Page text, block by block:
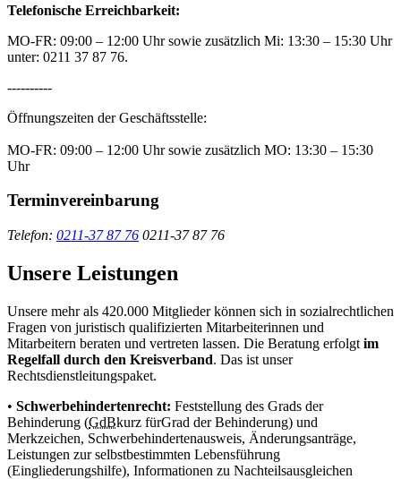
Telefonische Erreichbarkeit:
MO-FR: 09:00 – 12:00 Uhr sowie zusätzlich Mi: 13:30 – 15:30 Uhr
unter: 0211 37 87 76.
----------
Öffnungszeiten der Geschäftsstelle:
MO-FR: 09:00 – 12:00 Uhr sowie zusätzlich MO: 13:30 – 15:30
Uhr
Terminvereinbarung
Telefon: 0211-37 87 76 0211-37 87 76
Unsere Leistungen
Unsere mehr als 420.000 Mitglieder können sich in sozialrechtlichen
Fragen von juristisch qualifizierten Mitarbeiterinnen und
Mitarbeitern beraten und vertreten lassen. Die Beratung erfolgt im
Regelfall durch den Kreisverband. Das ist unser
Rechtsdienstleitungspaket.
• Schwerbehindertenrecht: Feststellung des Grads der
Behinderung (GdBkurz fürGrad der Behinderung) und
Merkzeichen, Schwerbehindertenausweis, Änderungsanträge,
Leistungen zur selbstbestimmten Lebensführung
(Eingliederungshilfe), Informationen zu Nachteilsausgleichen